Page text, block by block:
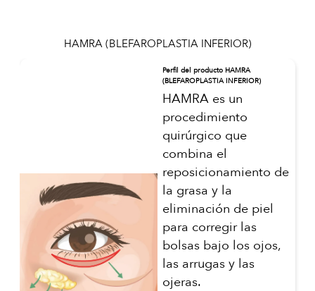
HAMRA (BLEFAROPLASTIA INFERIOR)
Perfil del producto HAMRA
(BLEFAROPLASTIA INFERIOR)
HAMRA es un
procedimiento
quirúrgico que
combina el
reposicionamiento de
la grasa y la
eliminación de piel
para corregir las
bolsas bajo los ojos,
las arrugas y las
ojeras.